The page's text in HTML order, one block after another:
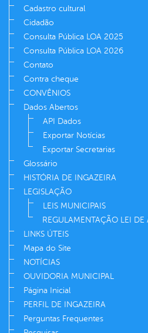
Cadastro cultural
Cidadão
Consulta Pública LOA 2025
Consulta Pública LOA 2026
Contato
Contra cheque
CONVÊNIOS
Dados Abertos
API Dados
Exportar Notícias
Exportar Secretarias
Glossário
HISTÓRIA DE INGAZEIRA
LEGISLAÇÃO
LEIS MUNICIPAIS
REGULAMENTAÇÃO LEI
LINKS ÚTEIS
Mapa do Site
NOTÍCIAS
OUVIDORIA MUNICIPAL
Página Inicial
PERFIL DE INGAZEIRA
Perguntas Frequentes